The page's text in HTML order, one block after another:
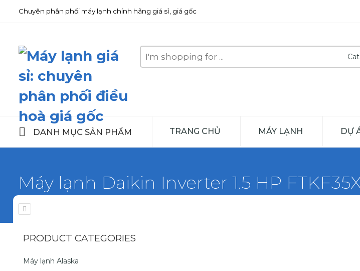
Chuyên phân phối máy lạnh chính hãng giá sỉ, giá gốc
Search
here
DANH MỤC SẢN PHẨM TRANG CHỦ MÁY LẠNH DỰ
Máy lạnh Daikin Inverter 1.5 HP
Home
PRODUCT CATEGORIES
Máy lạnh Alaska